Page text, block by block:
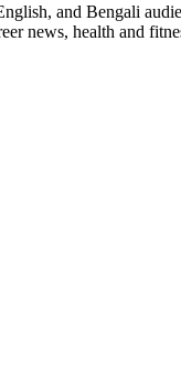
and Bengali
news, health and